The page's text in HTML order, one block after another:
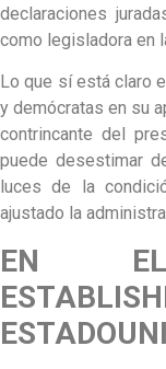
declaraciones
como legisladora en
Lo que sí está claro
y demócratas en su
contrincante del
puede desestimar
luces de la
ajustado la
EN